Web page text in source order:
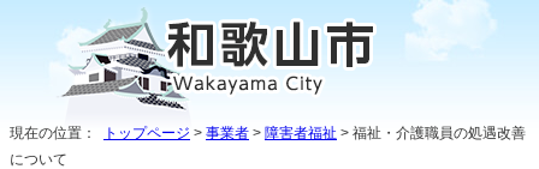
現在の位置： トップページ > 事業者 > 障害者福祉 > 福祉・介護職員の処遇改善
について